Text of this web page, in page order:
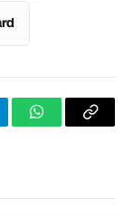
WhatsApp